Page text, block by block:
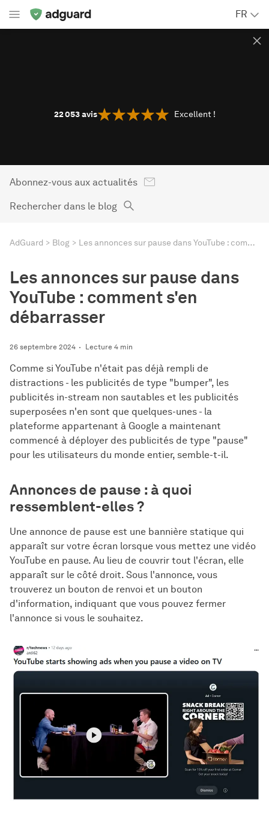
FR
22 053avis Excellent !
Abonnez-vous aux actualités
Rechercher dans le blog
AdGuard Blog Les annonces sur pause dans YouTube : comment s'en débarrasser
Les annonces sur pause dans
YouTube : comment s'en
débarrasser
26 septembre 2024 Lecture 4 min
Comme si YouTube n'était pas déjà rempli de
distractions - les publicités de type "bumper", les
publicités in-stream non sautables et les publicités
superposées n'en sont que quelques-unes - la
plateforme appartenant à Google a maintenant
commencé à déployer des publicités de type "pause"
pour les utilisateurs du monde entier, semble-t-il.
Annonces de pause : à quoi
ressemblent-elles ?
Une annonce de pause est une bannière statique qui
apparaît sur votre écran lorsque vous mettez une vidéo
YouTube en pause. Au lieu de couvrir tout l'écran, elle
apparaît sur le côté droit. Sous l'annonce, vous
trouverez un bouton de renvoi et un bouton
d'information, indiquant que vous pouvez fermer
l'annonce si vous le souhaitez.